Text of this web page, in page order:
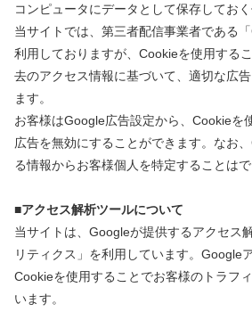
コンピュータにデータとして保存しておく
当サイトでは、第三者配信事業者である
利用しておりますが、Cookieを使用する
去のアクセス情報に基づいて、適切な広
ます。
お客様はGoogle広告設定から、Cookieを
広告を無効にすることができます。なお
る情報からお客様個人を特定することはで
■アクセス解析ツールについて
当サイトは、Googleが提供するアクセス
リティクス」を利用しています。Google
Cookieを使用することでお客様のトラフ
います。